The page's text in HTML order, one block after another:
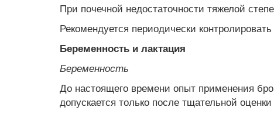
При почечной недостаточности тяжелой
Рекомендуется периодически
Беременность и лактация
Беременность
До настоящего времени опыт применения
допускается только после тщательной